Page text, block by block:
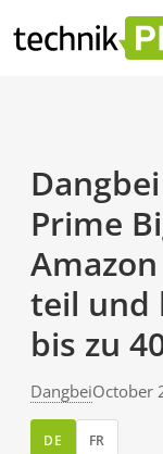
Prime
teil und
bis zu
DangbeiOctober
DE FR